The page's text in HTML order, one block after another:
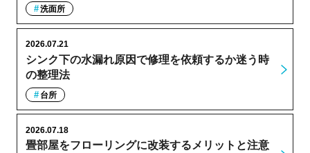
洗面所
シンク下の水漏れ原因で修理を依頼するか迷う時
の整理法
2026.07.21
台所
畳部屋をフローリングに改装するメリットと注意
2026.07.18